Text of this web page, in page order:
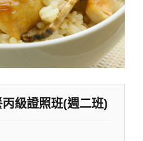
丙級證照班(週二班)